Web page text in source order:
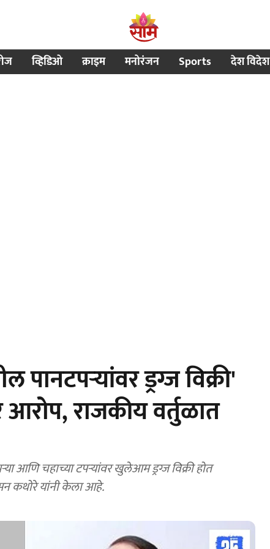
व्हिडिओ क्राइम मनोरंजन Sports देश विदेश
ड्रग्ज विक्री'
राजकीय वर्तुळात
आणि चहाच्या टपऱ्यांवर खुलेआम ड्रग्ज विक्री होत
कथोरे यांनी केला आहे.